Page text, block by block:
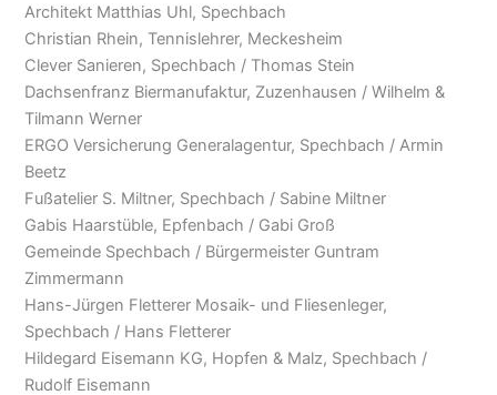
Architekt Matthias Uhl, Spechbach
Christian Rhein, Tennislehrer, Meckesheim
Clever Sanieren, Spechbach / Thomas Stein
Dachsenfranz Biermanufaktur, Zuzenhausen / Wilhelm &
Tilmann Werner
ERGO Versicherung Generalagentur, Spechbach / Armin
Beetz
Fußatelier S. Miltner, Spechbach / Sabine Miltner
Gabis Haarstüble, Epfenbach / Gabi Groß
Gemeinde Spechbach / Bürgermeister Guntram
Zimmermann
Hans-Jürgen Fletterer Mosaik- und Fliesenleger,
Spechbach / Hans Fletterer
Hildegard Eisemann KG, Hopfen & Malz, Spechbach /
Rudolf Eisemann